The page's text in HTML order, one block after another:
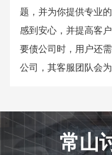
题，并为你提供专业
感到安心，并提高客
要债公司时，用户还
公司，其客服团队会
常山